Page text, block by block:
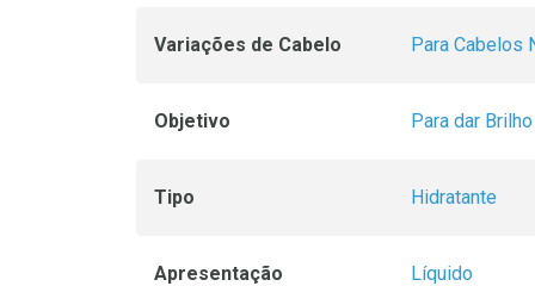
Variações de Cabelo Para Cabelos
Objetivo Para dar Brilho
Tipo Hidratante
Apresentação Líquido